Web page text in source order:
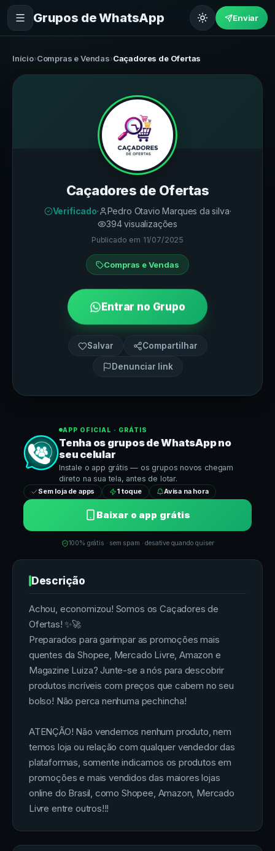
Grupos de WhatsApp Enviar
Início›Compras e Vendas›Caçadores de Ofertas
Caçadores de Ofertas
Verificado· Pedro Otavio Marques da silva·
394visualizações
Publicado em 11/07/2025
Compras e Vendas
Entrar no Grupo
Salvar Compartilhar
Denunciar link
APP OFICIAL · GRÁTIS
Tenha os grupos deWhatsAppno
seu celular
Instale o app grátis — os grupos novos chegam
direto na sua tela, antes de lotar.
Sem loja de apps 1 toque Avisa na hora
Baixar o app grátis
100% grátis · sem spam · desative quando quiser
Descrição
Achou, economizou! Somos os Caçadores de
Ofertas! ✨🚀
Preparados para garimpar as promoções mais
quentes da Shopee, Mercado Livre, Amazon e
Magazine Luiza? Junte-se a nós para descobrir
produtos incríveis com preços que cabem no seu
bolso! Não perca nenhuma pechincha!
ATENÇÃO! Não vendemos nenhum produto, nem
temos loja ou relação com qualquer vendedor das
plataformas, somente indicamos os produtos em
promoções e mais vendidos das maiores lojas
online do Brasil, como Shopee, Amazon, Mercado
Livre entre outros!!!